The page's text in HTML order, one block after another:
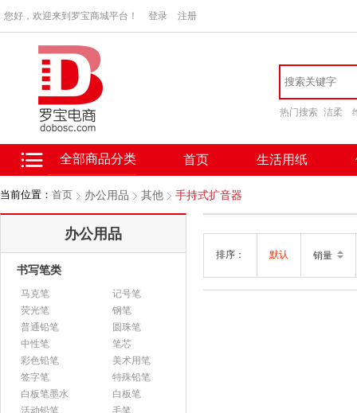
您好，欢迎来到罗宝商城平台！ 登录 注册
热门搜索 洁柔
全部商品分类 首页 生活用纸
当前位置： 首页 办公用品 其他 手持式扩音器
办公用品
书写笔类
马克笔
记号笔
荧光笔
钢笔
普通铅笔
圆珠笔
中性笔
笔芯
彩色铅笔
美术用笔
签字笔
特殊铅笔
白板笔墨水
白板笔
活动铅笔
毛笔
排序： 默认 销量